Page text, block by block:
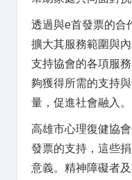
透過與e首發票的合
擴大其服務範圍與
支持協會的各項服
夠獲得所需的支持
量，促進社會融入。
高雄市心理復健協
發票的支持，這些
意義。精神障礙者